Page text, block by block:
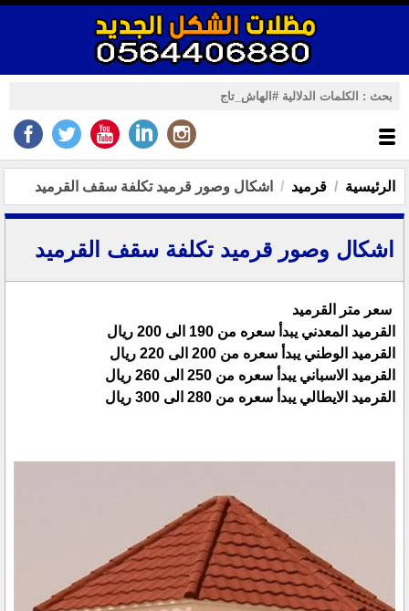
الرئيسية قرميد اشكال وصور قرميد تكلفة سقف القرميد
اشكال وصور قرميد تكلفة سقف القرميد
سعر متر القرميد
القرميد المعدني يبدأ سعره من 190 الى 200 ريال
القرميد الوطني يبدأ سعره من 200 الى 220 ريال
القرميد الاسباني يبدأ سعره من 250 الى 260 ريال
القرميد الايطالي يبدأ سعره من 280 الى 300 ريال